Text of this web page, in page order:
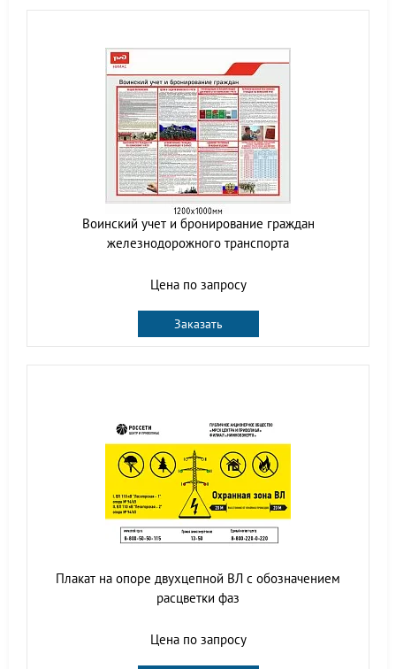
Воинский учет и бронирование граждан
железнодорожного транспорта
Цена по запросу
Заказать
Плакат на опоре двухцепной ВЛ с обозначением
расцветки фаз
Цена по запросу